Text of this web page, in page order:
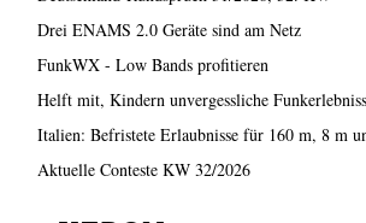
Drei ENAMS 2.0 Geräte sind am Netz
FunkWX - Low Bands profitieren
Helft mit, Kindern unvergessliche
Italien: Befristete Erlaubnisse für 160 m, 8 m
Aktuelle Conteste KW 32/2026